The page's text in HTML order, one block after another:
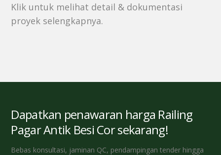
Klik untuk melihat detail & dokumentasi
proyek selengkapnya.
Dapatkan penawaran harga Railing
Pagar Antik Besi Cor sekarang!
Bebas konsultasi, jaminan QC, pendampingan tender hingga